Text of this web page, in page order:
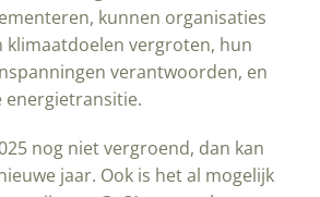
kunnen organisaties
klimaatdoelen vergroten, hun
verantwoorden, en
energietransitie.
nog niet vergroend, dan kan
jaar. Ook is het al mogelijk